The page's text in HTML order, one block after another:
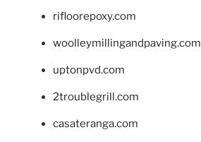
rifloorepoxy.com
woolleymillingandpaving.com
uptonpvd.com
2troublegrill.com
casateranga.com